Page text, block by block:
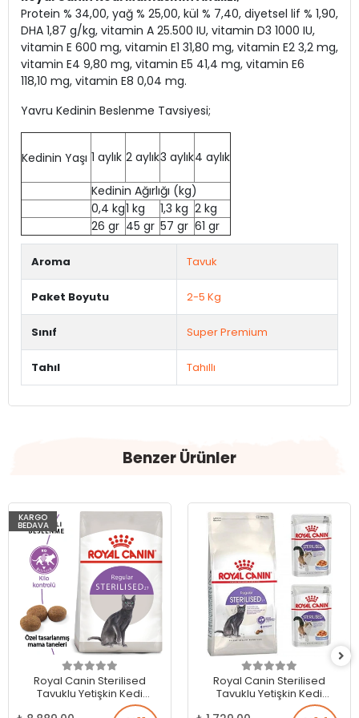
Protein % 34,00, yağ % 25,00, kül % 7,40, diyetsel lif % 1,90,
DHA 1,87 g/kg, vitamin A 25.500 IU, vitamin D3 1000 IU,
vitamin E 600 mg, vitamin E1 31,80 mg, vitamin E2 3,2 mg,
vitamin E4 9,80 mg, vitamin E5 41,4 mg, vitamin E6
118,10 mg, vitamin E8 0,04 mg.
Yavru Kedinin Beslenme Tavsiyesi;
Kedinin Yaşı 1 aylık 2 aylık3 aylık4 aylık
Kedinin Ağırlığı (kg)
0,4 kg1 kg 1,3 kg 2 kg
26 gr 45 gr 57 gr 61 gr
Aroma Tavuk
Paket Boyutu 2-5 Kg
Sınıf Super Premium
Tahıl Tahıllı
Benzer Ürünler
KARGO
BEDAVA
Royal Canin Sterilised
Tavuklu Yetişkin Kedi
Maması 15 Kg
Royal Canin Sterilised
Tavuklu Yetişkin Kedi
Maması 2 Kg + 2 Adet